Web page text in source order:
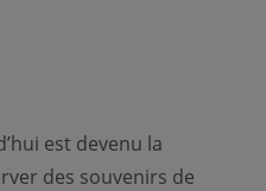
est devenu la
des souvenirs de